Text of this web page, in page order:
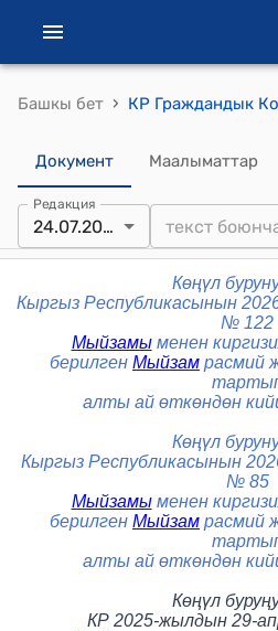
Башкы бет › КР Граждандык
Документ Маалыматтар
Редакция
24.07.2026